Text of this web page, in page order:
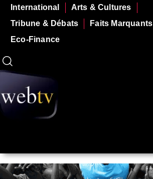
International
Arts & Cultures
Tribune & Débats
Faits Marquants
Eco-Finance